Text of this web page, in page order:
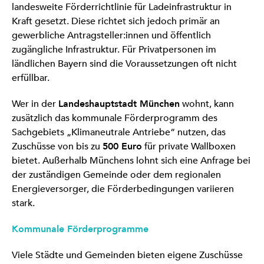
landesweite Förderrichtlinie für Ladeinfrastruktur in
Kraft gesetzt. Diese richtet sich jedoch primär an
gewerbliche Antragsteller:innen und öffentlich
zugängliche Infrastruktur. Für Privatpersonen im
ländlichen Bayern sind die Voraussetzungen oft nicht
erfüllbar.
Wer in der Landeshauptstadt Münchenwohnt, kann
zusätzlich das kommunale Förderprogramm des
Sachgebiets „Klimaneutrale Antriebe“ nutzen, das
Zuschüsse von bis zu 500 Euro für private Wallboxen
bietet. Außerhalb Münchens lohnt sich eine Anfrage bei
der zuständigen Gemeinde oder dem regionalen
Energieversorger, die Förderbedingungen variieren
stark.
Kommunale Förderprogramme
Viele Städte und Gemeinden bieten eigene Zuschüsse